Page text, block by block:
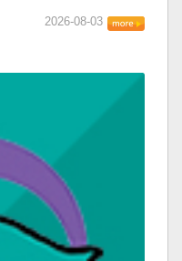
2026-08-03